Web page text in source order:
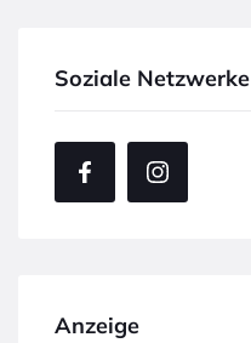
Soziale Netzwerke
Anzeige